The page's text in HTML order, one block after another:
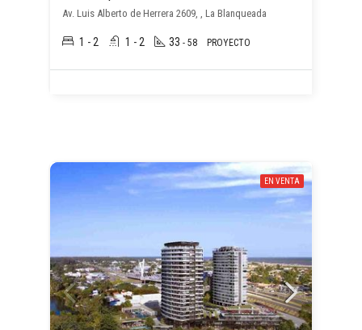
Av. Luis Alberto de Herrera 2609, , La Blanqueada
1 - 2 1 - 2 33 - 58 PROYECTO
EN VENTA